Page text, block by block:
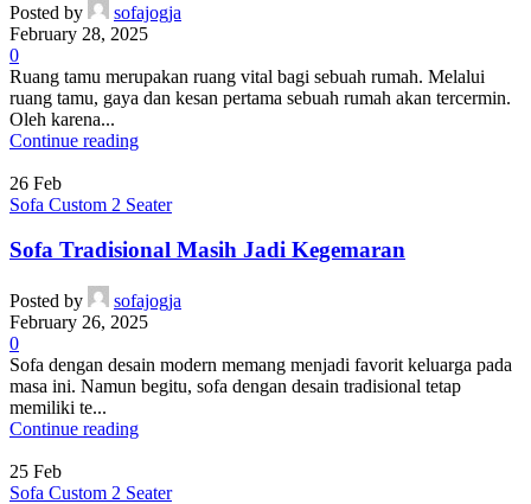
Posted by
sofajogja
February 28, 2025
0
Ruang tamu merupakan ruang vital bagi sebuah rumah. Melalui
ruang tamu, gaya dan kesan pertama sebuah rumah akan tercermin.
Oleh karena...
Continue reading
26 Feb
Sofa Custom 2 Seater
Sofa Tradisional Masih Jadi Kegemaran
Posted by
sofajogja
February 26, 2025
0
Sofa dengan desain modern memang menjadi favorit keluarga pada
masa ini. Namun begitu, sofa dengan desain tradisional tetap
memiliki te...
Continue reading
25 Feb
Sofa Custom 2 Seater